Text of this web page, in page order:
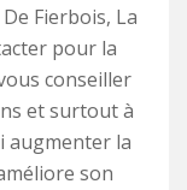
Fierbois, La
pour la
conseiller
et surtout à
augmenter la
son